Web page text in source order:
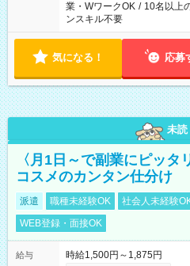
業・WワークOK / 10名以上
ンスキル不要
気になる！ 応募
未読
〈月1日～で副業にピッタ
コスメのカンタン仕分け
派遣 職種未経験OK 社会人未経験
WEB登録・面接OK
給与
時給1,500円～1,875円